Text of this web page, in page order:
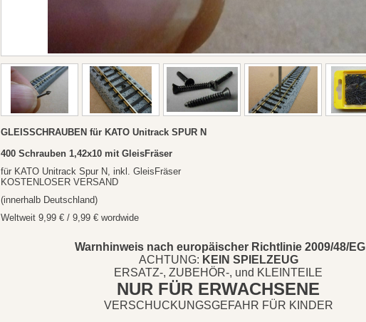
GLEISSCHRAUBEN für KATO Unitrack SPUR N
400 Schrauben 1,42x10 mit GleisFräser
für KATO Unitrack Spur N, inkl. GleisFräser
KOSTENLOSER VERSAND
(innerhalb Deutschland)
Weltweit 9,99 € / 9,99 € wordwide
Warnhinweis nach europäischer Richtlinie 2009/48/EG
ACHTUNG: KEIN SPIELZEUG
ERSATZ-, ZUBEHÖR-, und KLEINTEILE
NUR FÜR ERWACHSENE
VERSCHUCKUNGSGEFAHR FÜR KINDER